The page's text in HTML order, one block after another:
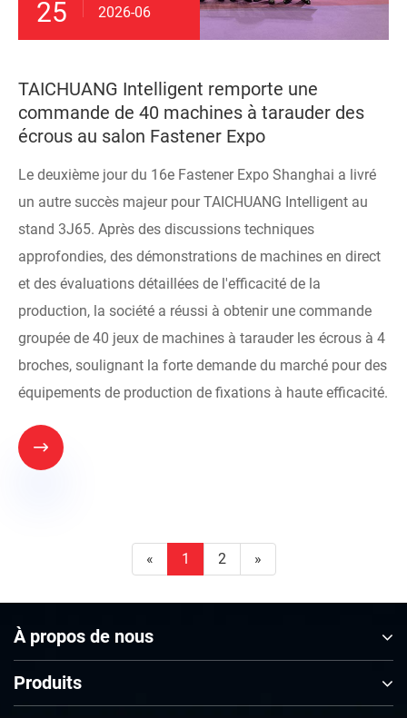
25 2026-06
TAICHUANG Intelligent remporte une
commande de 40 machines à tarauder des
écrous au salon Fastener Expo
Le deuxième jour du 16e Fastener Expo Shanghai a livré
un autre succès majeur pour TAICHUANG Intelligent au
stand 3J65. Après des discussions techniques
approfondies, des démonstrations de machines en direct
et des évaluations détaillées de l'efficacité de la
production, la société a réussi à obtenir une commande
groupée de 40 jeux de machines à tarauder les écrous à 4
broches, soulignant la forte demande du marché pour des
équipements de production de fixations à haute efficacité.

« 1 2 »
À propos de nous
Produits